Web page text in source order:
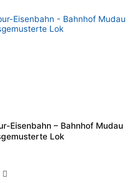
Eisenbahn – Bahnhof Mudau
Lok